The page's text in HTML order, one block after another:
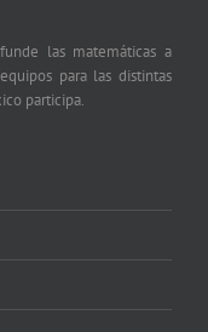
las matemáticas a
para las distintas
participa.